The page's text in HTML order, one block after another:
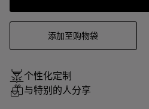
添加至购物袋
个性化定制
与特别的人分享